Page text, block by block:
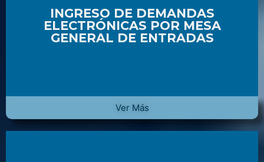
INGRESO DE DEMANDAS
ELECTRÓNICAS POR MESA
GENERAL DE ENTRADAS
Ver Más